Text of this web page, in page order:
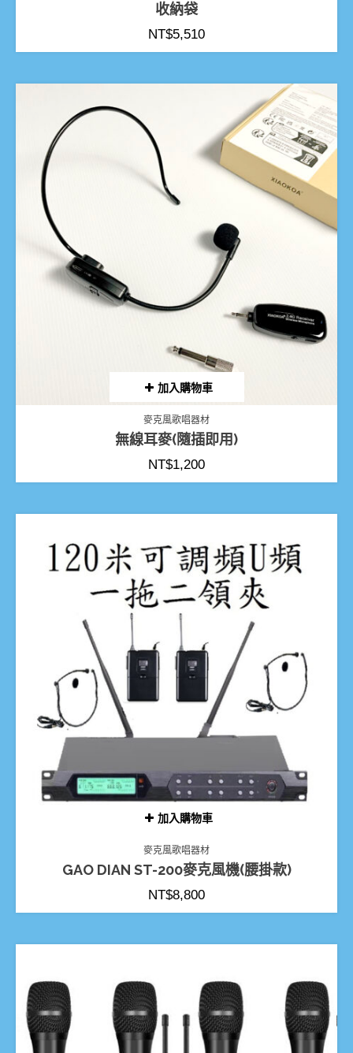
收納袋
NT$5,510
加入購物車
麥克風歌唱器材
無線耳麥(隨插即用)
NT$1,200
加入購物車
麥克風歌唱器材
GAO DIAN ST-200麥克風機(腰掛款)
NT$8,800